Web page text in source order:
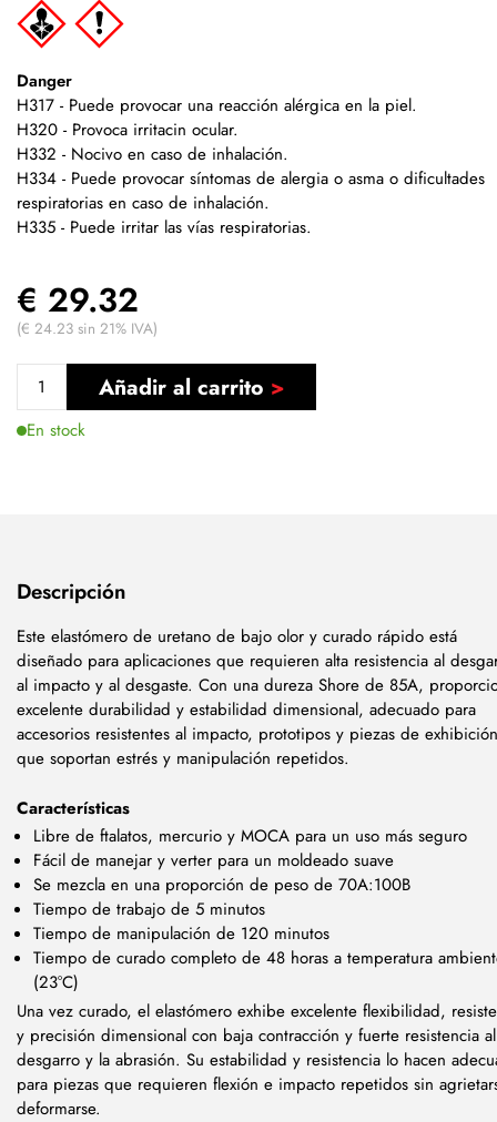
Danger
H317 - Puede provocar una reacción alérgica en la piel.
H320 - Provoca irritacin ocular.
H332 - Nocivo en caso de inhalación.
H334 - Puede provocar síntomas de alergia o asma o dificultades
respiratorias en caso de inhalación.
H335 - Puede irritar las vías respiratorias.
€ 29.32
(€ 24.23 sin 21% IVA)
Añadir al carrito
En stock
Descripción
Este elastómero de uretano de bajo olor y curado rápido está
diseñado para aplicaciones que requieren alta resistencia al
al impacto y al desgaste. Con una dureza Shore de 85A,
excelente durabilidad y estabilidad dimensional, adecuado para
accesorios resistentes al impacto, prototipos y piezas de exhibición
que soportan estrés y manipulación repetidos.
Características
Libre de ftalatos, mercurio y MOCA para un uso más seguro
Fácil de manejar y verter para un moldeado suave
Se mezcla en una proporción de peso de 70A:100B
Tiempo de trabajo de 5 minutos
Tiempo de manipulación de 120 minutos
Tiempo de curado completo de 48 horas a temperatura
(23°C)
Una vez curado, el elastómero exhibe excelente flexibilidad,
y precisión dimensional con baja contracción y fuerte resistencia al
desgarro y la abrasión. Su estabilidad y resistencia lo hacen
para piezas que requieren flexión e impacto repetidos sin
deformarse.